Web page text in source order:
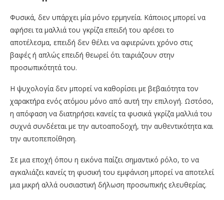
Φυσικά, δεν υπάρχει μία μόνο ερμηνεία. Κάποιος μπορεί να
αφήσει τα μαλλιά του γκρίζα επειδή του αρέσει το
αποτέλεσμα, επειδή δεν θέλει να αφιερώνει χρόνο στις
βαφές ή απλώς επειδή θεωρεί ότι ταιριάζουν στην
προσωπικότητά του.
Η ψυχολογία δεν μπορεί να καθορίσει με βεβαιότητα τον
χαρακτήρα ενός ατόμου μόνο από αυτή την επιλογή. Ωστόσο,
η απόφαση να διατηρήσει κανείς τα φυσικά γκρίζα μαλλιά του
συχνά συνδέεται με την αυτοαποδοχή, την αυθεντικότητα και
την αυτοπεποίθηση.
Σε μια εποχή όπου η εικόνα παίζει σημαντικό ρόλο, το να
αγκαλιάζει κανείς τη φυσική του εμφάνιση μπορεί να αποτελεί
μια μικρή αλλά ουσιαστική δήλωση προσωπικής ελευθερίας.